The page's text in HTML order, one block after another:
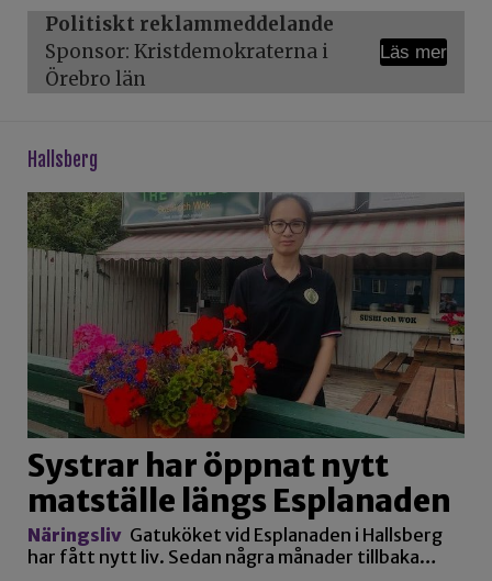
Politiskt reklammeddelande
Sponsor: Kristdemokraterna i
Örebro län
Läs mer
hallsberg
Systrar har öppnat nytt
matställe längs Esplanaden
Näringsliv Gatuköket vid Esplanaden i Hallsberg
har fått nytt liv. Sedan några månader tillbaka…